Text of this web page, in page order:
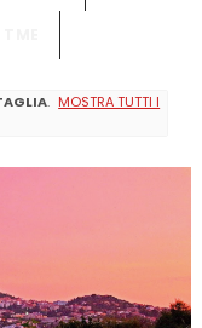
. MOSTRA TUTTI I